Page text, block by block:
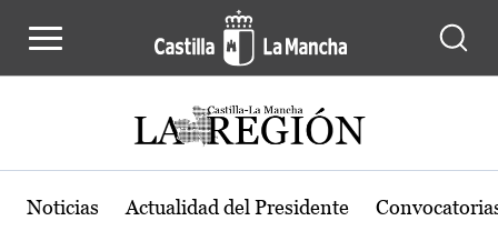
Actualidad de la región de Castilla-
Noticias Actualidad del Presidente